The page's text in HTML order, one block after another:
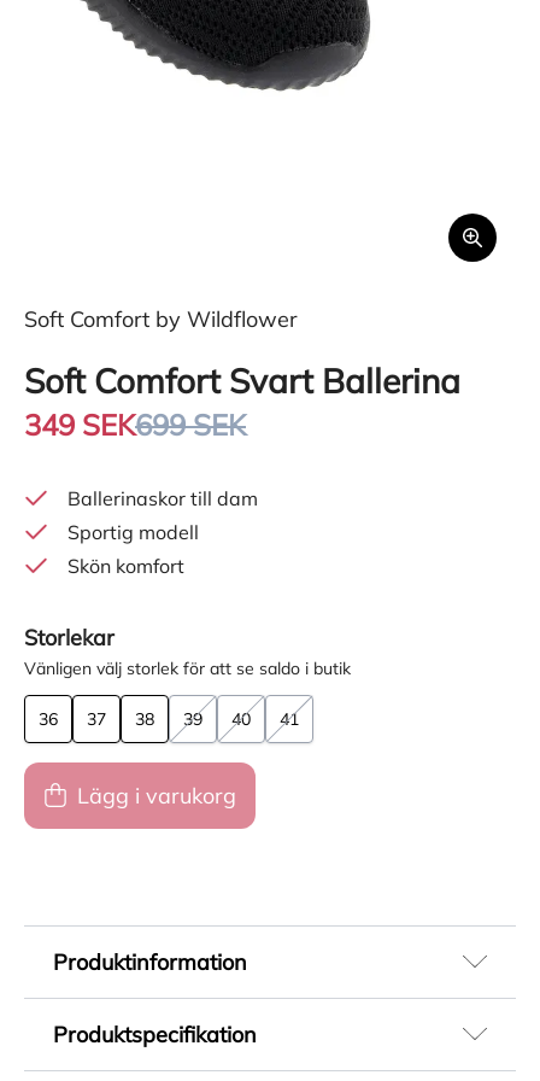
Soft Comfort by Wildflower
Soft Comfort Svart Ballerina
349 SEK699 SEK
Ballerinaskor till dam
Sportig modell
Skön komfort
Storlekar
Vänligen välj storlek för att se saldo i butik
36 37 38 39 40 41
Lägg i varukorg
Produktinformation
textil med mjukt och stretchigt material som ger
Produktspecifikation